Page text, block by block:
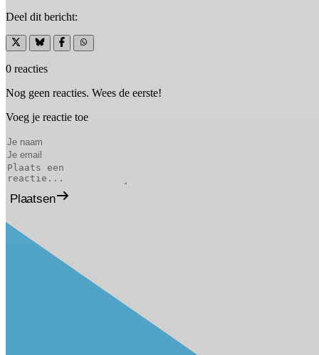
Deel dit bericht:
0 reacties
Nog geen reacties. Wees de eerste!
Voeg je reactie toe
Plaatsen